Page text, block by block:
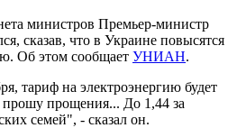
министров Премьер-министр
сказав, что в Украине повысятся
Об этом сообщает УНИАН.
тариф на электроэнергию будет
прошу прощения... До 1,44 за
семей", - сказал он.